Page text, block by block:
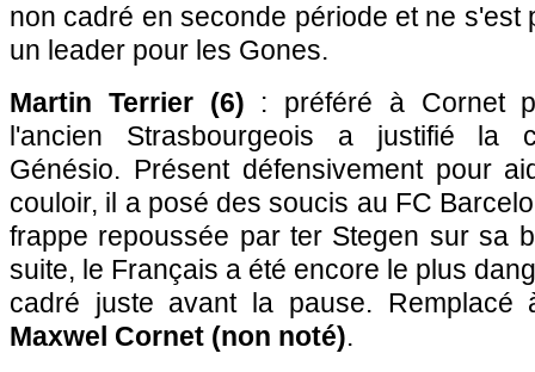
non cadré en seconde période et ne s'est
un leader pour les Gones.
Martin Terrier (6) : préféré à Cornet
l'ancien Strasbourgeois a justifié la
Génésio. Présent défensivement pour
couloir, il a posé des soucis au FC
frappe repoussée par ter Stegen sur sa
suite, le Français a été encore le plus
cadré juste avant la pause.
Maxwel Cornet (non noté).